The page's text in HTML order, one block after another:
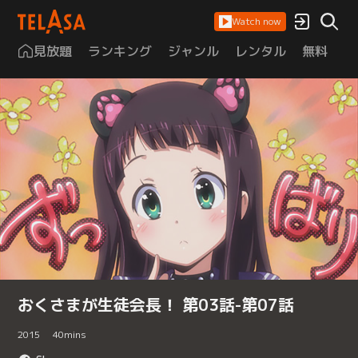
Watch now
見放題 ランキング ジャンル レンタル 無料
おくさまが生徒会長！ 第03話-第07話
2015 40mins